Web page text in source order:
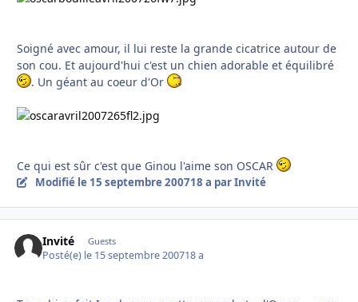
Soigné avec amour, il lui reste la grande cicatrice autour de
son cou. Et aujourd'hui c'est un chien adorable et équilibré
. Un géant au coeur d'Or
Ce qui est sûr c'est que Ginou l'aime son OSCAR
Modifié le 15 septembre 200718 a par Invité
Invité Guests
Posté(e) le 15 septembre 200718 a